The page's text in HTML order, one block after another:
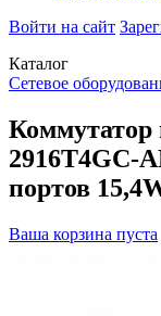
Войти на сайт
Каталог
Сетевое
2916T4GC-
портов
Ваша корзина пуста